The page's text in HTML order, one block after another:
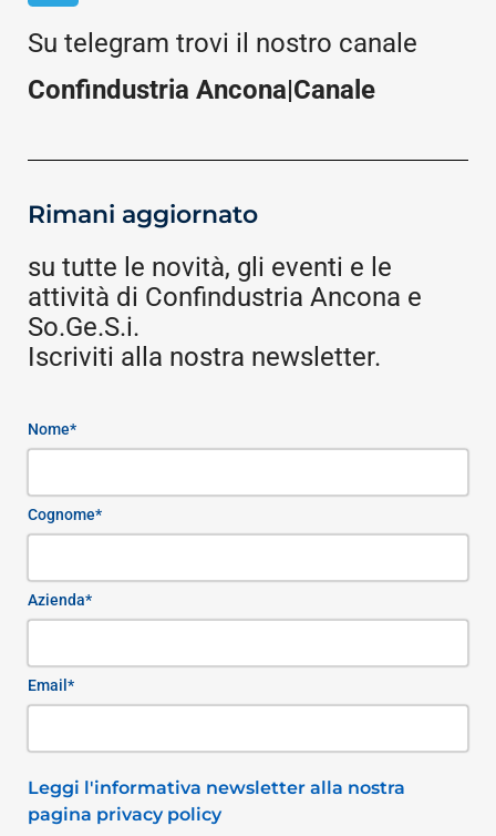
Su telegram trovi il nostro canale
Confindustria Ancona|Canale
Rimani aggiornato
su tutte le novità, gli eventi e le
attività di Confindustria Ancona e
So.Ge.S.i.
Iscriviti alla nostra newsletter.
Nome*
Cognome*
Azienda*
Email*
Leggi l'informativa newsletter alla nostra
pagina privacy policy